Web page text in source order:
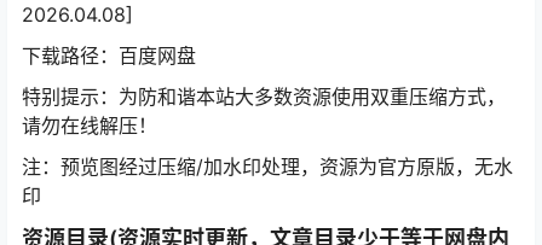
2026.04.08]
下载路径：百度网盘
特别提示：为防和谐本站大多数资源使用双重压缩方式，
请勿在线解压！
注：预览图经过压缩/加水印处理，资源为官方原版，无水
印
资源目录(资源实时更新，文章目录少于等于网盘内